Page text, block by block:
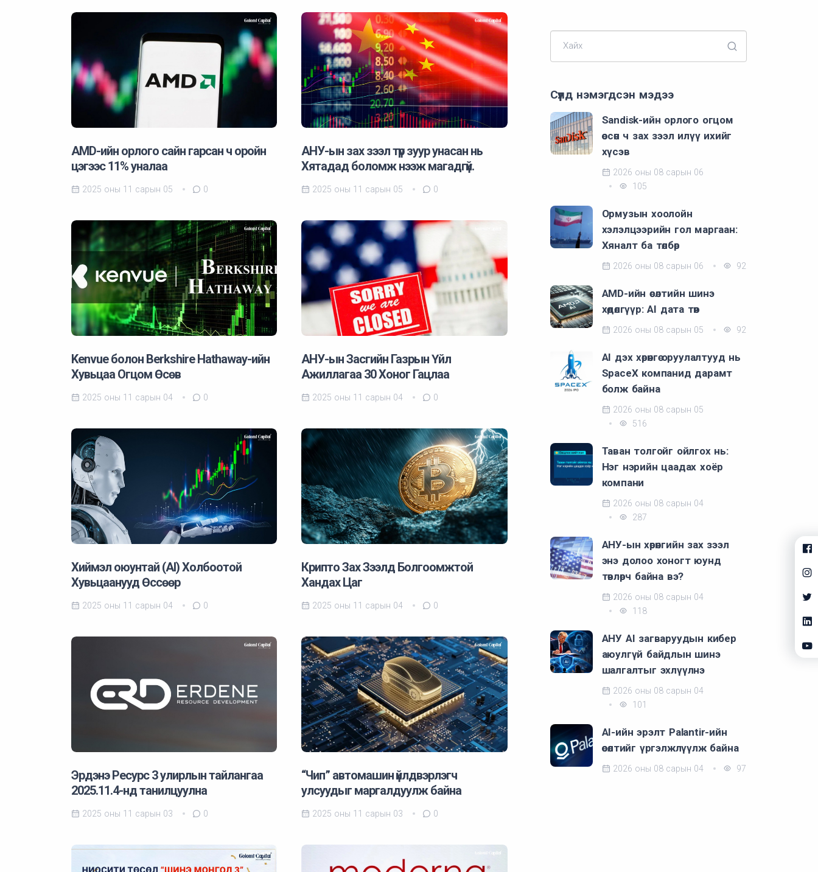
AMD-ийн орлого сайн гарсан ч оройн
цэгээс 11% уналаа
2025 оны 11 сарын 05 0
АНУ-ын зах зээл түр зуур унасан нь
Хятадад боломж нээж магадгүй.
2025 оны 11 сарын 05 0
Kenvue болон Berkshire Hathaway-ийн
Хувьцаа Огцом Өсөв
2025 оны 11 сарын 04 0
АНУ-ын Засгийн Газрын Үйл
Ажиллагаа 30 Хоног Гацлаа
2025 оны 11 сарын 04 0
Хиймэл оюунтай (AI) Холбоотой
Хувьцаанууд Өссөөр
2025 оны 11 сарын 04 0
Крипто Зах Зээлд Болгоомжтой
Хандах Цаг
2025 оны 11 сарын 04 0
Эрдэнэ Ресурс 3 улирлын тайлангаа
2025.11.4-нд танилцуулна
2025 оны 11 сарын 03 0
“Чип” автомашин үйлдвэрлэгч
улсуудыг маргалдуулж байна
2025 оны 11 сарын 03 0
Хайх
Сүүлд нэмэгдсэн мэдээ
Sandisk-ийн орлого огцом
өссөн ч зах зээл илүү ихийг
хүсэв
2026 оны 08 сарын 06
105
Ормузын хоолойн
хэлэлцээрийн гол маргаан:
Хяналт ба төлбөр
2026 оны 08 сарын 06 92
AMD-ийн өсөлтийн шинэ
хөдөлгүүр: AI дата төв
2026 оны 08 сарын 05 92
AI дэх хөрөнгө оруулалтууд нь
SpaceX компанид дарамт
болж байна
2026 оны 08 сарын 05
516
Таван толгойг ойлгох нь:
Нэг нэрийн цаадах хоёр
компани
2026 оны 08 сарын 04
287
АНУ-ын хөрөнгийн зах зээл
энэ долоо хоногт юунд
төвлөрч байна вэ?
2026 оны 08 сарын 04
118
АНУ AI загваруудын кибер
аюулгүй байдлын шинэ
шалгалтыг эхлүүлнэ
2026 оны 08 сарын 04
101
AI-ийн эрэлт Palantir-ийн
өсөлтийг үргэлжлүүлж байна
2026 оны 08 сарын 04 97